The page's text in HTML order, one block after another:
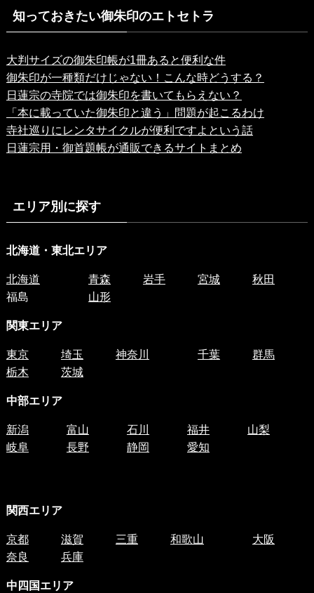
知っておきたい御朱印のエトセトラ
大判サイズの御朱印帳が1冊あると便利な件
御朱印が一種類だけじゃない！こんな時どうする？
日蓮宗の寺院では御朱印を書いてもらえない？
「本に載っていた御朱印と違う」問題が起こるわけ
寺社巡りにレンタサイクルが便利ですよという話
日蓮宗用・御首題帳が通販できるサイトまとめ
エリア別に探す
北海道・東北エリア
北海道 青森 岩手 宮城
秋田
福島
山形
関東エリア
東京 埼玉 神奈川 千葉
群馬
栃木
茨城
中部エリア
新潟 富山 石川 福井
山梨
岐阜
長野 静岡 愛知
関西エリア
京都 滋賀 三重 和歌山
大阪
奈良
兵庫
中四国エリア